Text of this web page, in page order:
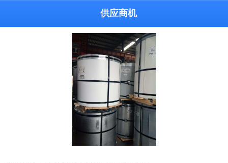
供应商机